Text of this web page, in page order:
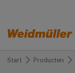
Start Producten